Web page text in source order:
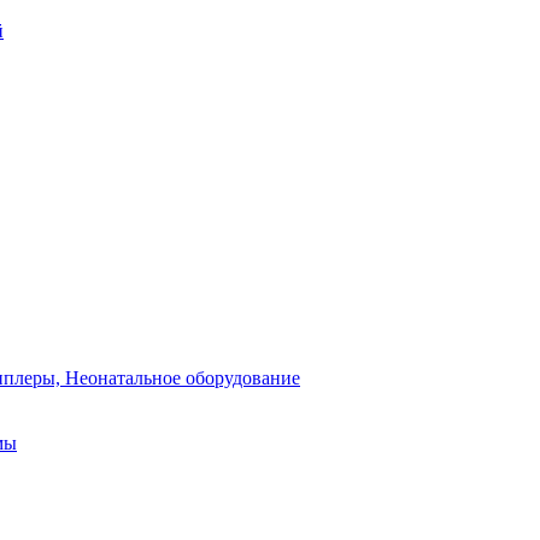
Неонатальное оборудование